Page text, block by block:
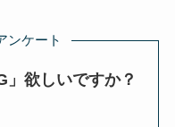
ンケート
」欲しいですか？